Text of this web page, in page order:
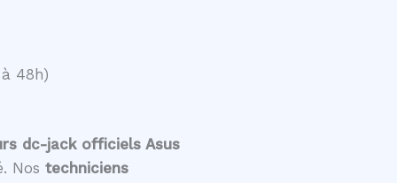
48h)
dc-jack officiels Asus
Nos techniciens